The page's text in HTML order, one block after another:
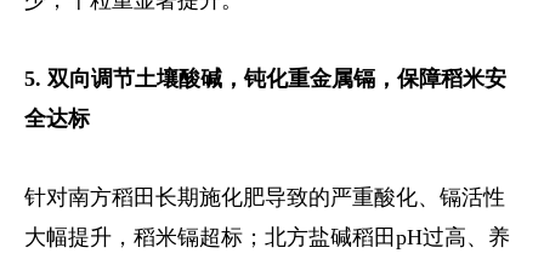
5. 双向调节土壤酸碱，钝化重金属镉，保障稻米安
全达标
针对南方稻田长期施化肥导致的严重酸化、镉活性
大幅提升，稻米镉超标；北方盐碱稻田 pH过高、养